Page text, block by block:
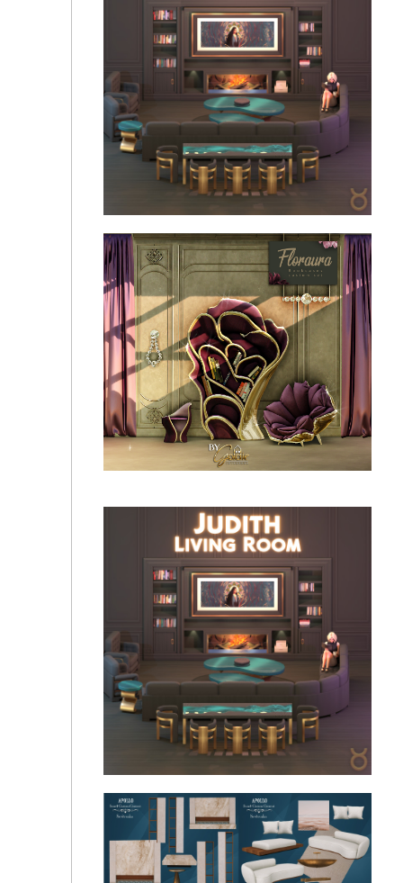
Гостиная и столовая - Judith Living Room - Taurus
Design - VER2
🌸🌺GOLDIE - Floraura🌺🌸